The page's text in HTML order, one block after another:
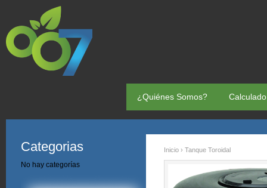
¿Quiénes Somos?
Inicio› Tanque Toroidal
Categorias
No hay categorías